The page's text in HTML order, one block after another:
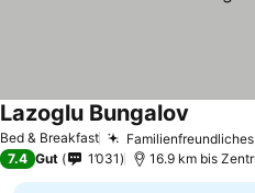
Bed & Breakfast
Lazoglu Bungalov
7.4 Gut 1’031 16.9 km bis